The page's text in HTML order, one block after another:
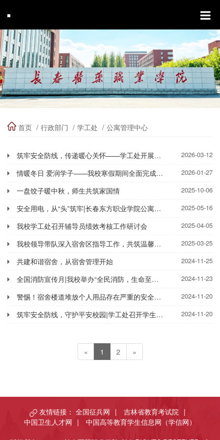
首页 行政部门 学工处 公寓管理中心
筑牢安全防线，传递暖心关怀——学工处开展新学期公寓走访关怀活动 2026-03-12
情暖冬日 爱润学子——我校寒假期间全面完成学生公寓空调安装工程 2026-01-27
一盘饺子暖中秋，师生共筑家国情 2025-10-06
安全用电，从“头”筑牢|长春东方职业学院公寓用电安全指南！ 2025-05-16
我校学工处召开辅导员绩效考核工作研讨会 2025-04-05
我校领导带队深入宿舍区指导工作，共筑温馨校园家园 2025-03-25
共建和谐宿舍，从宿舍管理开始 2024-11-25
全国消防宣传月|我校举办“全民消防，生命至上”消防安全知识宣传教育系列活动 2024-11-23
警惕！宿舍楼道堆放个人用品存在严重的安全隐患 2024-11-20
筑牢安全防线，守护平安校园|学工处召开学生安全工作会议 2024-11-20
« 1 2 »
友情链接： 全国征兵网 | 吉林省教育考试院 |
中国卫生人才网 | 中国高等教育学生信息网（学信网）